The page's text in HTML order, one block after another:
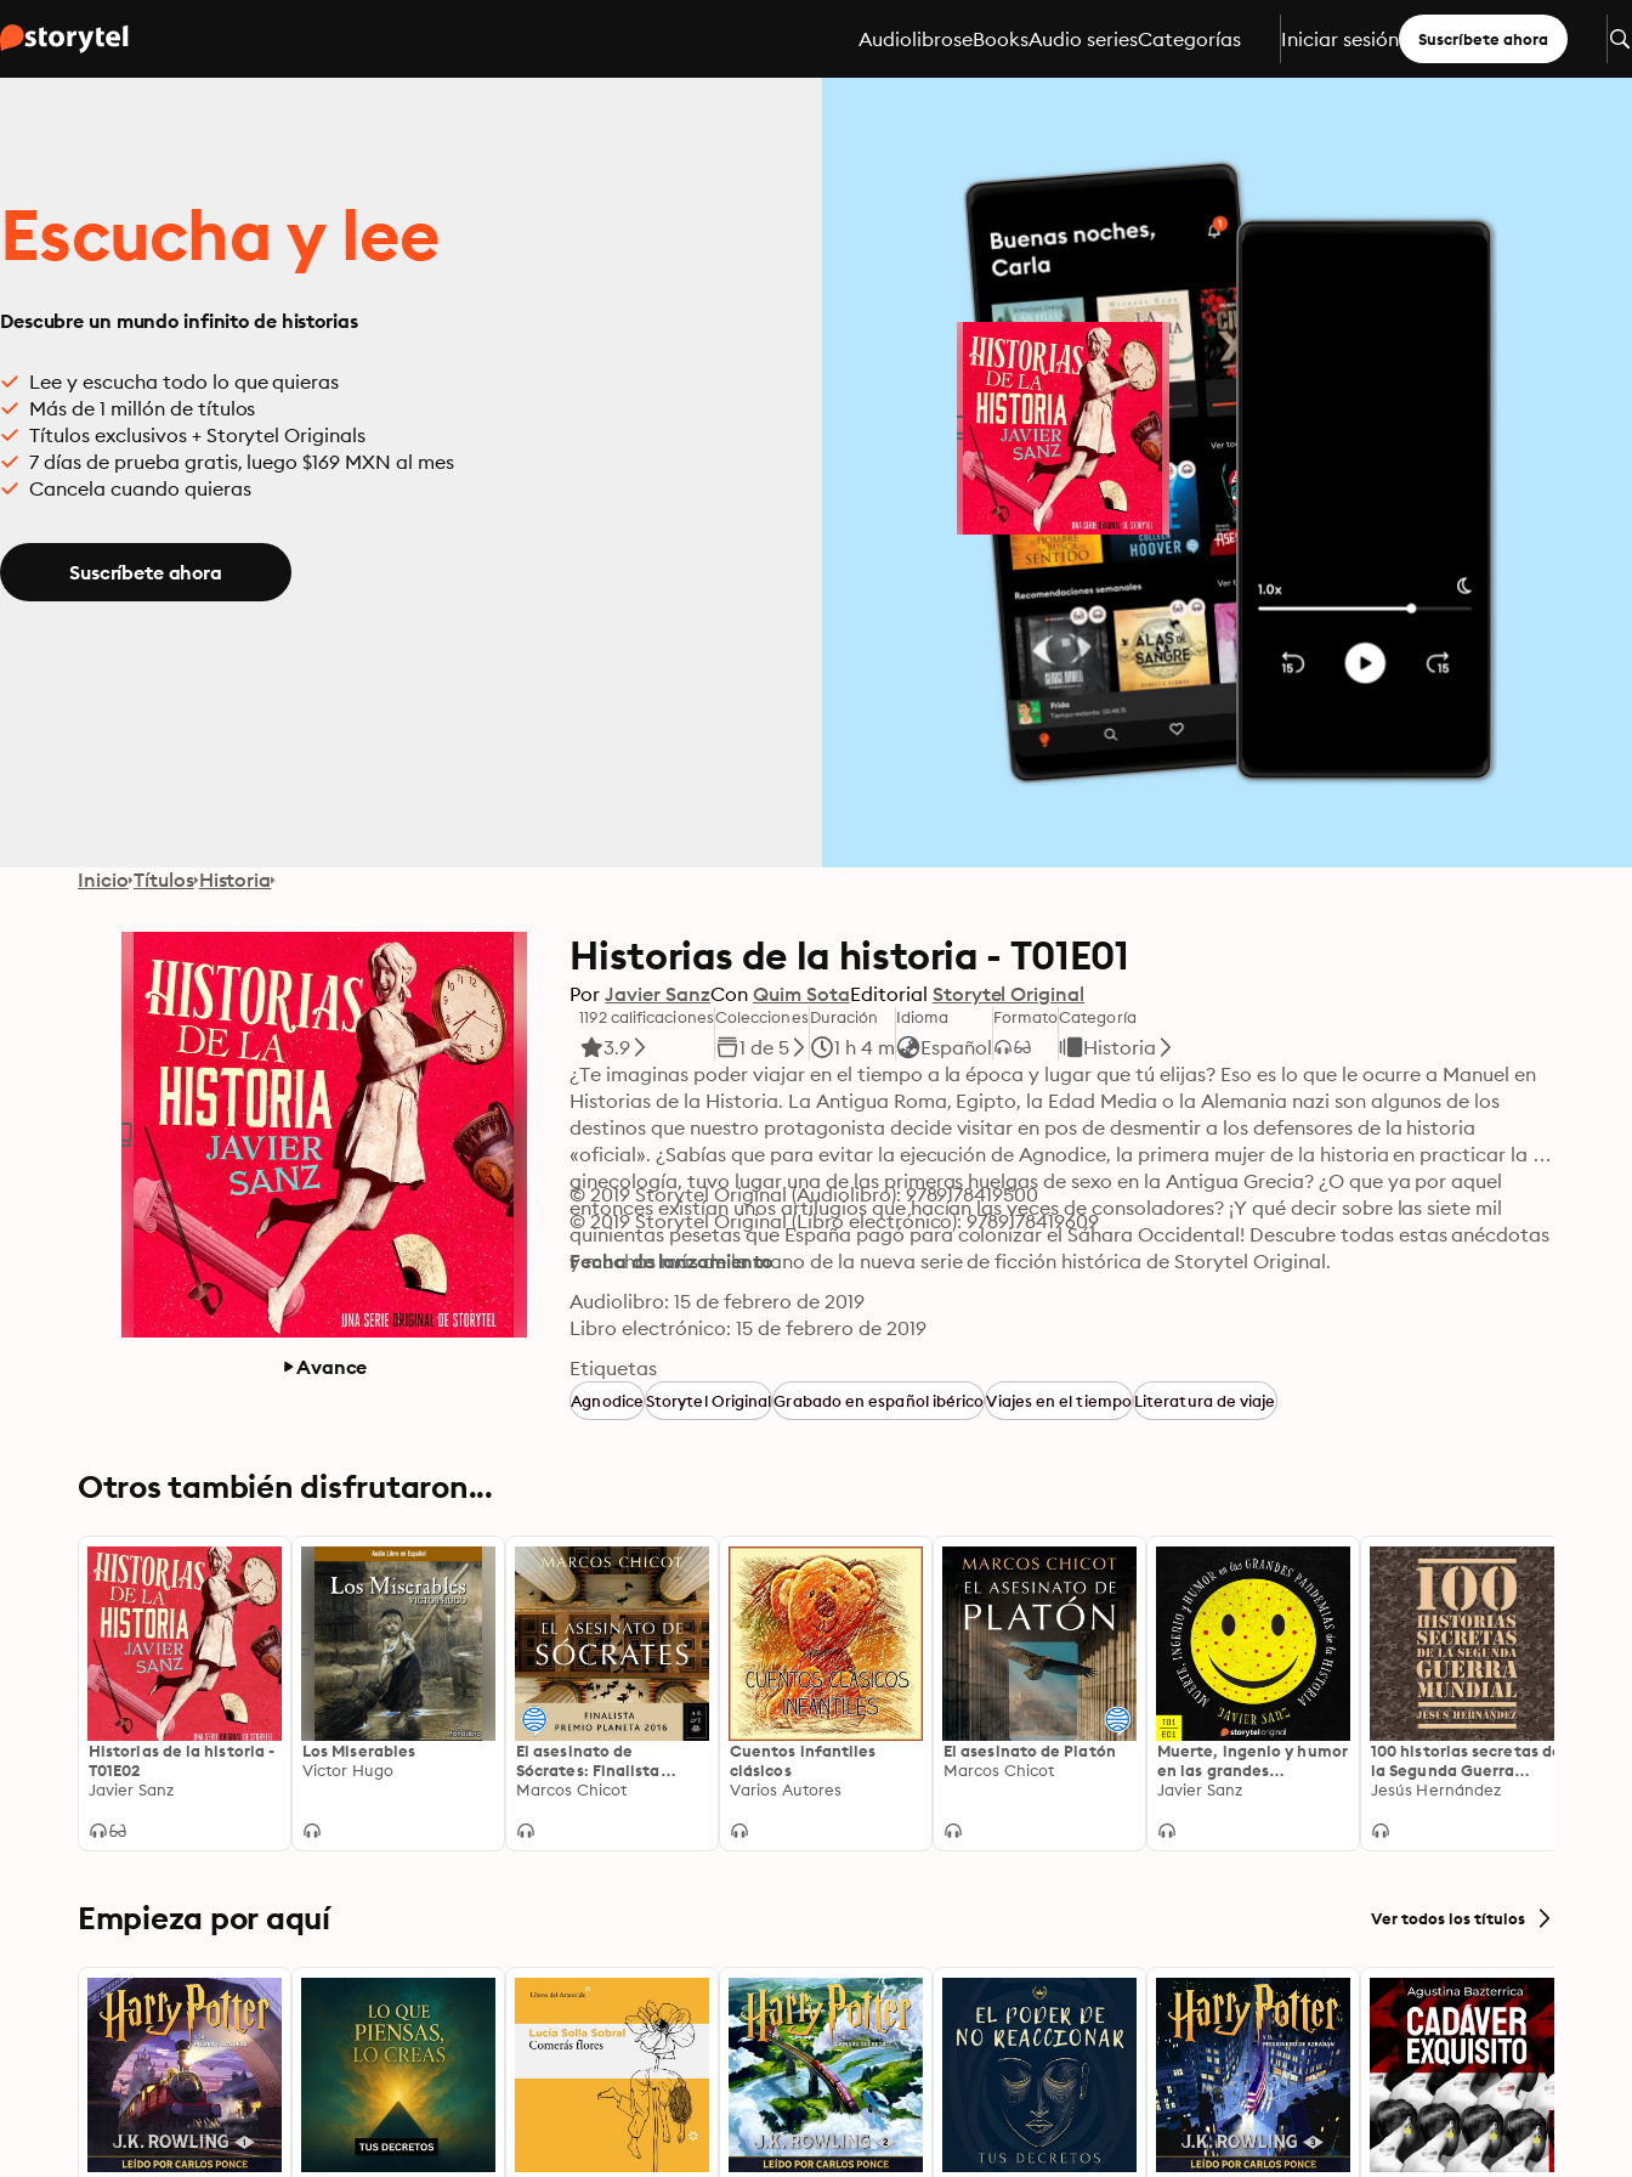
AudiolibroseBooksAudio seriesCategorías Iniciar sesión Suscríbete ahora
Escucha y lee
Descubre un mundo infinito de historias
Lee y escucha todo lo que quieras
Más de 1 millón de títulos
Títulos exclusivos + Storytel Originals
7 días de prueba gratis, luego $169 MXN al mes
Cancela cuando quieras
Suscríbete ahora
Inicio Títulos Historia
Avance
Historias de la historia - T01E01
Por Javier SanzCon Quim SotaEditorial Storytel Original
1192 calificaciones
3.9
Colecciones
1 de 5
Duración
1 h 4 m
Idioma
Español
FormatoCategoría
Historia
¿Te imaginas poder viajar en el tiempo a la época y lugar que tú elijas? Eso es lo que le ocurre a Manuel en
Historias de la Historia. La Antigua Roma, Egipto, la Edad Media o la Alemania nazi son algunos de los
destinos que nuestro protagonista decide visitar en pos de desmentir a los defensores de la historia
«oficial». ¿Sabías que para evitar la ejecución de Agnodice, la primera mujer de la historia en practicar la
ginecología, tuvo lugar una de las primeras huelgas de sexo en la Antigua Grecia? ¿O que ya por aquel
entonces existían unos artilugios que hacían las veces de consoladores? ¡Y qué decir sobre las siete mil
quinientas pesetas que España pagó para colonizar el Sáhara Occidental! Descubre todas estas anécdotas
y muchas más de la mano de la nueva serie de ficción histórica de Storytel Original.
© 2019 Storytel Original (Audiolibro): 9789178419500
© 2019 Storytel Original (Libro electrónico): 9789178419609
Fecha de lanzamiento
Audiolibro: 15 de febrero de 2019
Libro electrónico: 15 de febrero de 2019
Etiquetas
AgnodiceStorytel OriginalGrabado en español ibéricoViajes en el tiempoLiteratura de viaje
Otros también disfrutaron...
Historias de la historia -
T01E02
Javier Sanz
Los Miserables
Victor Hugo
El asesinato de
Sócrates: Finalista
Premio Planeta 2016
Marcos Chicot
Cuentos infantiles
clásicos
Varios Autores
El asesinato de Platón
Marcos Chicot
Muerte, ingenio y humor
en las grandes
pandemias de la
Javier Sanz
100 historias secretas de
la Segunda Guerra
Mundial
Jesús Hernández
Empieza por aquí Ver todos los títulos